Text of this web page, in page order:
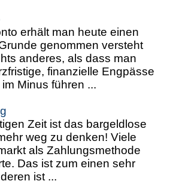
erhält man heute einen
genommen versteht
anderes, als dass man
finanzielle Engpässe
Minus führen ...
Zeit ist das bargeldlose
weg zu denken! Viele
als Zahlungsmethode
Das ist zum einen sehr
ist ...